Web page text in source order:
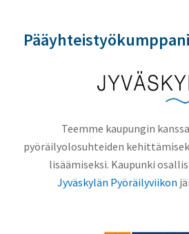
Teemme kaupungin
pyöräilyolosuhteiden
lisäämiseksi. Kaupunki
Jyväskylän Pyöräilyviikon